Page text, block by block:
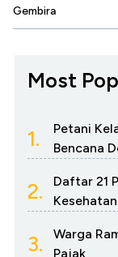
Gembira
Most
1.
Petani
Bencana
2.
Daftar 21
3.
Warga
Pajak